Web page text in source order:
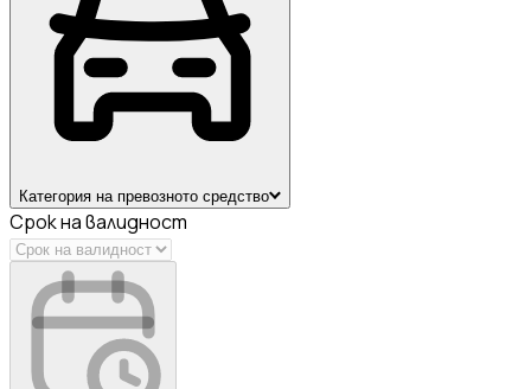
Категория на превозното средство
Срок на валидност